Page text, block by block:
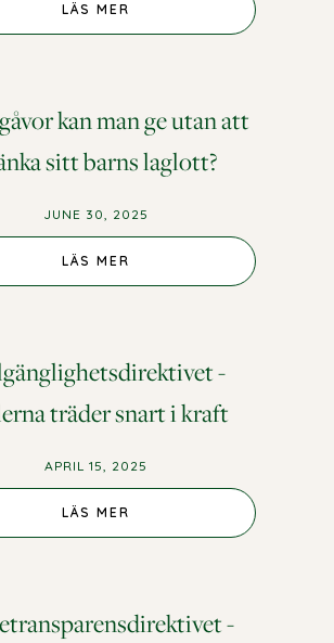
LÄS MER
kan man ge utan att
sitt barns laglott?
JUNE 30, 2025
LÄS MER
-
träder snart i kraft
APRIL 15, 2025
LÄS MER
-